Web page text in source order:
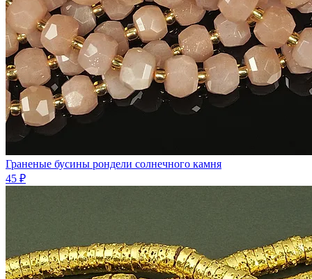
Граненые бусины рондели солнечного камня
45 ₽